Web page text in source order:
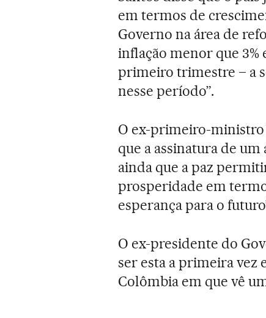
em termos de
Governo na área de
inflação menor que 3%
primeiro trimestre – a
nesse período”.
O ex-primeiro-ministro
que a assinatura de um
ainda que a paz
prosperidade em
esperança para o
O ex-presidente do
ser esta a primeira vez
Colômbia em que vê